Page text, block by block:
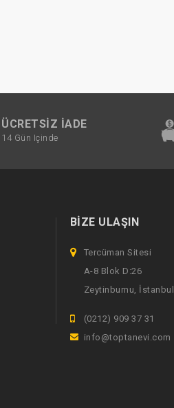
ÜCRETSIZ İADE
14 Gün Içinde
BIZE ULAŞIN
Tercüman Sitesi
A-8 Blok D:26
Zeytinburnu, İstanbul
(0212) 909 37 31
info@toptanevi.com